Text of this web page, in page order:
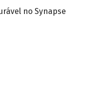
no Synapse